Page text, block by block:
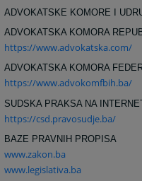
ADVOKATSKE KOMORE I
ADVOKATSKA KOMORA
https://www.advokatska.com/
ADVOKATSKA KOMORA
https://www.advokomfbih.ba/
SUDSKA PRAKSA NA
https://csd.pravosudje.ba/
BAZE PRAVNIH PROPISA
www.zakon.ba
www.legislativa.ba